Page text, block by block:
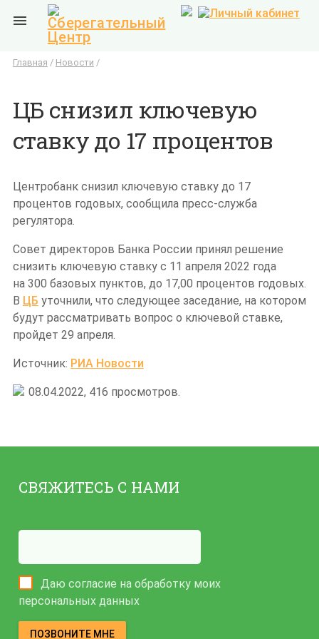

Главная / Новости /
ЦБ снизил ключевую
ставку до 17 процентов
Центробанк снизил ключевую ставку до 17
процентов годовых, сообщилапресс-служба
регулятора.
Совет директоров Банка России принял решение
снизить ключевую ставку с 11 апреля 2022 года
на 300 базовых пунктов, до 17,00 процентов годовых.
В ЦБ уточнили, что следующее заседание, на котором
будут рассматривать вопрос о ключевой ставке,
пройдет 29 апреля.
Источник: РИА Новости
08.04.2022, 416 просмотров.
СВЯЖИТЕСЬ С НАМИ
Даю согласие на обработку моих
персональных данных
ПОЗВОНИТЕ МНЕ